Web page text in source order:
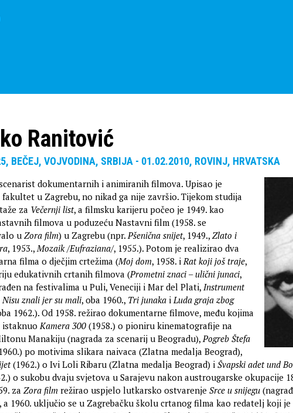
Ranitović
BEČEJ, VOJVODINA, SRBIJA - 01.02.2010, ROVINJ, HRVATSKA
dokumentarnih i animiranih filmova. Upisao je
fakultet u Zagrebu, no nikad ga nije završio. Tijekom studija
za Večernji list, a filmsku karijeru počeo je 1949. kao
filmova u poduzeću Nastavni film (1958. se
uZora film) u Zagrebu (npr.Pšenična snijet, 1949., Zlato i
, 1953.,Mozaik /Eufraziana/, 1955.). Potom je realizirao dva
filma o dječjim crtežima (Moj dom, 1958. iRat koji još traje,
edukativnih crtanih filmova (Prometni znaci – ulični junaci,
na festivalima u Puli, Veneciji i Mar del Plati, Instrument
Nisu znali jer su mali, oba 1960., Tri junaka iLuda graja zbog
1962.). Od 1958. režirao dokumentarne filmove, među kojima
istaknuoKamera 300 (1958.) o pioniru kinematografije na
Manakiju (nagrada za scenarij u Beogradu),Pogreb Štefa
po motivima slikara naivaca (Zlatna medalja Beograd),
(1962.) o Ivi Loli Ribaru (Zlatna medalja Beograd) i Švapski adet und
o sukobu dvaju svjetova u Sarajevu nakon austrougarske okupacije
za Zora film režirao uspjelo lutkarsko ostvarenje Srce u snijegu
a 1960. uključio se u Zagrebačku školu crtanog filma kao redatelj koji je